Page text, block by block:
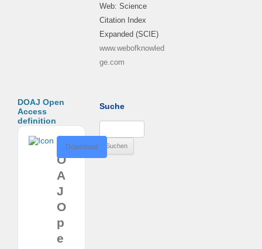
Web: Science
Citation Index
Expanded (SCIE)
www.webofknowled
ge.com
DOAJ Open
Access
definition
O
A
J
O
p
e
Download
Suche
nach: